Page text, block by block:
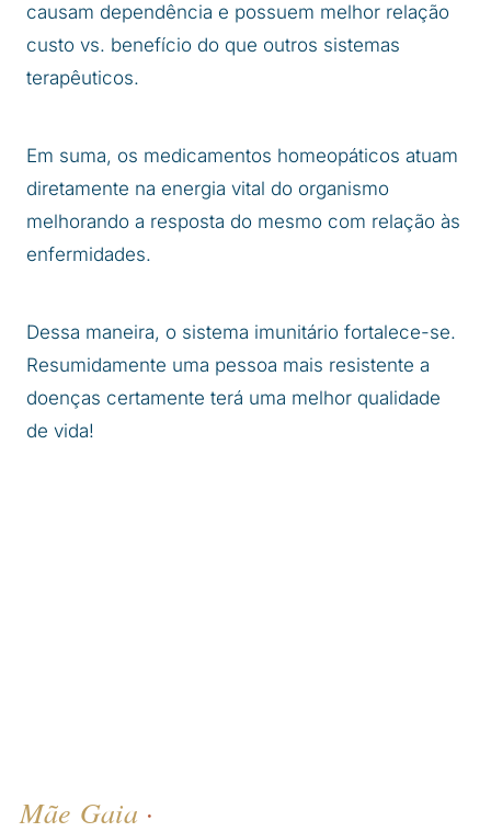
causam dependência e possuem melhor relação
custo vs. benefício do que outros sistemas
terapêuticos.
Em suma, os medicamentos homeopáticos atuam
diretamente na energia vital do organismo
melhorando a resposta do mesmo com relação às
enfermidades.
Dessa maneira, o sistema imunitário fortalece-se.
Resumidamente uma pessoa mais resistente a
doenças certamente terá uma melhor qualidade
de vida!
Mãe Gaia ·